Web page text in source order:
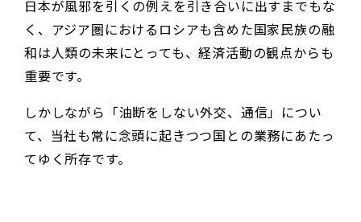
日本が風邪を引くの例えを引き合いに出すまでもな
く、アジア圏におけるロシアも含めた国家民族の融
和は人類の未来にとっても、経済活動の観点からも
重要です。
しかしながら「油断をしない外交、通信」につい
て、当社も常に念頭に起きつつ国との業務にあたっ
てゆく所存です。